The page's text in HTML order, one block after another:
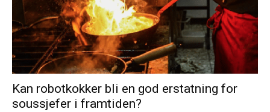
Kan robotkokker bli en god erstatning for
soussjefer i framtiden?